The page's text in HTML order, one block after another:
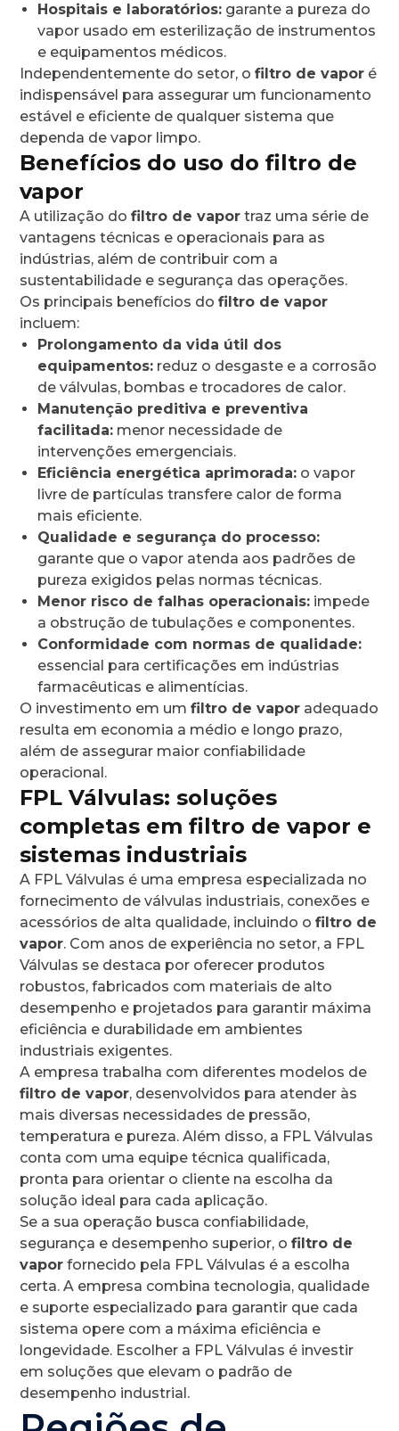
Hospitais e laboratórios: garante a pureza do
vapor usado em esterilização de instrumentos
e equipamentos médicos.
Independentemente do setor, ofiltro de vapor é
indispensável para assegurar um funcionamento
estável e eficiente de qualquer sistema que
dependa de vapor limpo.
Benefícios do uso do filtro de
vapor
A utilização dofiltro de vapor traz uma série de
vantagens técnicas e operacionais para as
indústrias, além de contribuir com a
sustentabilidade e segurança das operações.
Os principais benefícios dofiltro de vapor
incluem:
Prolongamento da vida útil dos
equipamentos: reduz o desgaste e a corrosão
de válvulas, bombas e trocadores de calor.
Manutenção preditiva e preventiva
facilitada: menor necessidade de
intervenções emergenciais.
Eficiência energética aprimorada: o vapor
livre de partículas transfere calor de forma
mais eficiente.
Qualidade e segurança do processo:
garante que o vapor atenda aos padrões de
pureza exigidos pelas normas técnicas.
Menor risco de falhas operacionais: impede
a obstrução de tubulações e componentes.
Conformidade com normas de qualidade:
essencial para certificações em indústrias
farmacêuticas e alimentícias.
O investimento em umfiltro de vapor adequado
resulta em economia a médio e longo prazo,
além de assegurar maior confiabilidade
operacional.
FPL Válvulas: soluções
completas em filtro de vapor e
sistemas industriais
A FPL Válvulas é uma empresa especializada no
fornecimento de válvulas industriais, conexões e
acessórios de alta qualidade, incluindo ofiltro de
vapor. Com anos de experiência no setor, a FPL
Válvulas se destaca por oferecer produtos
robustos, fabricados com materiais de alto
desempenho e projetados para garantir máxima
eficiência e durabilidade em ambientes
industriais exigentes.
A empresa trabalha com diferentes modelos de
filtro de vapor, desenvolvidos para atender às
mais diversas necessidades de pressão,
temperatura e pureza. Além disso, a FPL Válvulas
conta com uma equipe técnica qualificada,
pronta para orientar o cliente na escolha da
solução ideal para cada aplicação.
Se a sua operação busca confiabilidade,
segurança e desempenho superior, ofiltro de
vapor fornecido pela FPL Válvulas é a escolha
certa. A empresa combina tecnologia, qualidade
e suporte especializado para garantir que cada
sistema opere com a máxima eficiência e
longevidade. Escolher a FPL Válvulas é investir
em soluções que elevam o padrão de
desempenho industrial.